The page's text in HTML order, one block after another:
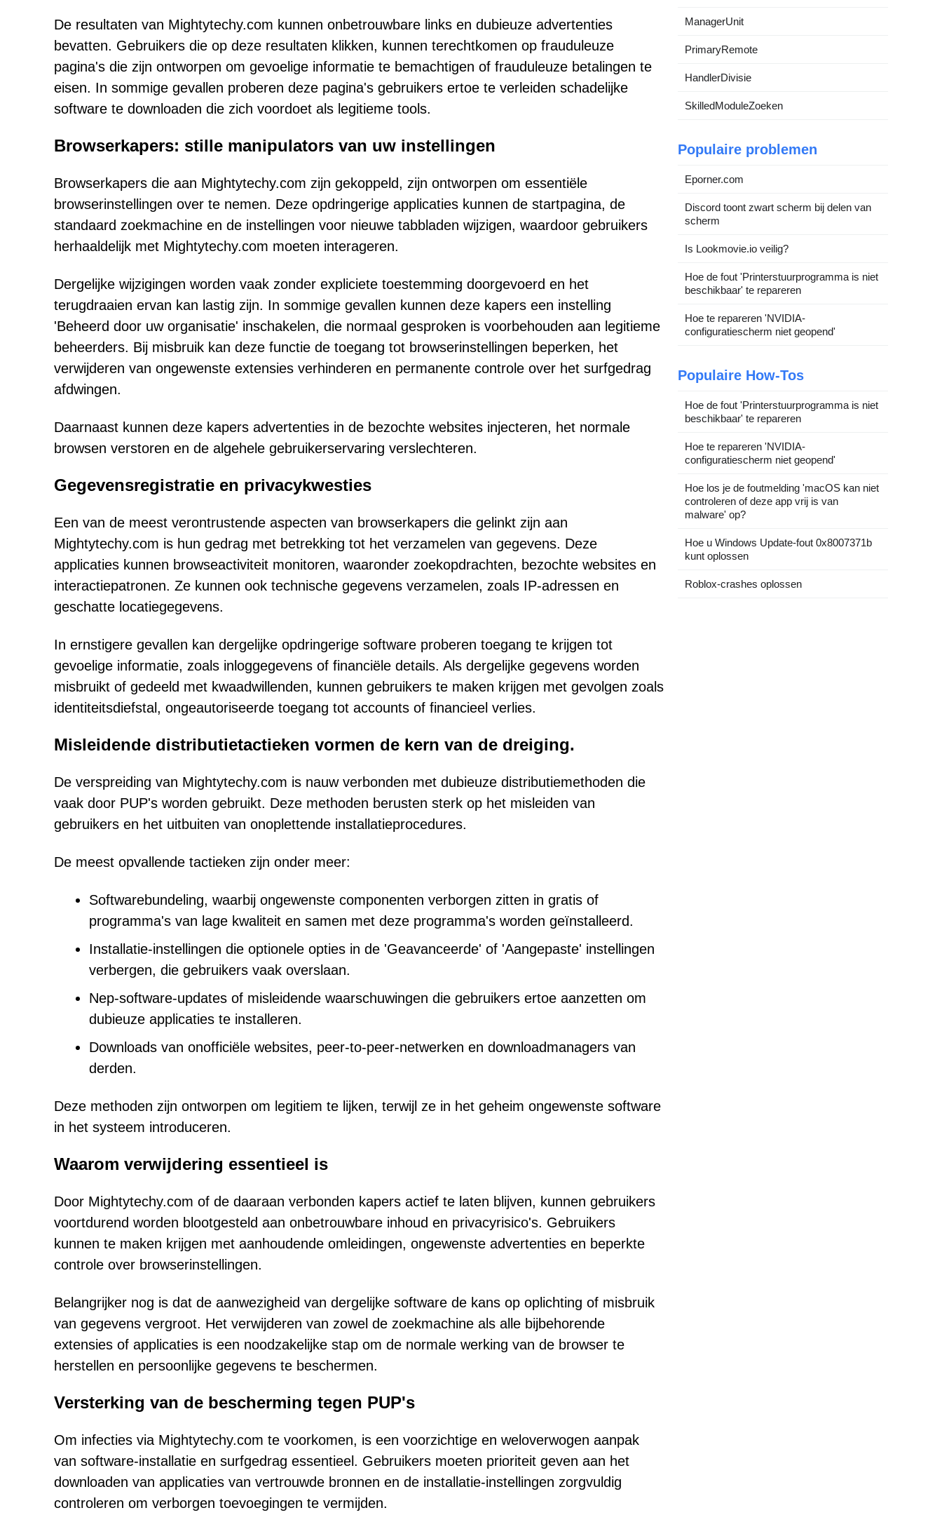
De resultaten van Mightytechy.com kunnen onbetrouwbare links en dubieuze advertenties
bevatten. Gebruikers die op deze resultaten klikken, kunnen terechtkomen op frauduleuze
pagina's die zijn ontworpen om gevoelige informatie te bemachtigen of frauduleuze betalingen te
eisen. In sommige gevallen proberen deze pagina's gebruikers ertoe te verleiden schadelijke
software te downloaden die zich voordoet als legitieme tools.
Browserkapers: stille manipulators van uw instellingen
Browserkapers die aan Mightytechy.com zijn gekoppeld, zijn ontworpen om essentiële
browserinstellingen over te nemen. Deze opdringerige applicaties kunnen de startpagina, de
standaard zoekmachine en de instellingen voor nieuwe tabbladen wijzigen, waardoor gebruikers
herhaaldelijk met Mightytechy.com moeten interageren.
Dergelijke wijzigingen worden vaak zonder expliciete toestemming doorgevoerd en het
terugdraaien ervan kan lastig zijn. In sommige gevallen kunnen deze kapers een instelling
'Beheerd door uw organisatie' inschakelen, die normaal gesproken is voorbehouden aan legitieme
beheerders. Bij misbruik kan deze functie de toegang tot browserinstellingen beperken, het
verwijderen van ongewenste extensies verhinderen en permanente controle over het surfgedrag
afdwingen.
Daarnaast kunnen deze kapers advertenties in de bezochte websites injecteren, het normale
browsen verstoren en de algehele gebruikerservaring verslechteren.
Gegevensregistratie en privacykwesties
Een van de meest verontrustende aspecten van browserkapers die gelinkt zijn aan
Mightytechy.com is hun gedrag met betrekking tot het verzamelen van gegevens. Deze
applicaties kunnen browseactiviteit monitoren, waaronder zoekopdrachten, bezochte websites en
interactiepatronen. Ze kunnen ook technische gegevens verzamelen, zoals IP-adressen en
geschatte locatiegegevens.
In ernstigere gevallen kan dergelijke opdringerige software proberen toegang te krijgen tot
gevoelige informatie, zoals inloggegevens of financiële details. Als dergelijke gegevens worden
misbruikt of gedeeld met kwaadwillenden, kunnen gebruikers te maken krijgen met gevolgen zoals
identiteitsdiefstal, ongeautoriseerde toegang tot accounts of financieel verlies.
Misleidende distributietactieken vormen de kern van de dreiging.
De verspreiding van Mightytechy.com is nauw verbonden met dubieuze distributiemethoden die
vaak door PUP's worden gebruikt. Deze methoden berusten sterk op het misleiden van
gebruikers en het uitbuiten van onoplettende installatieprocedures.
De meest opvallende tactieken zijn onder meer:
Softwarebundeling, waarbij ongewenste componenten verborgen zitten in gratis of
programma's van lage kwaliteit en samen met deze programma's worden geïnstalleerd.
Installatie-instellingen die optionele opties in de 'Geavanceerde' of 'Aangepaste' instellingen
verbergen, die gebruikers vaak overslaan.
Nep-software-updates of misleidende waarschuwingen die gebruikers ertoe aanzetten om
dubieuze applicaties te installeren.
Downloads van onofficiële websites, peer-to-peer-netwerken en downloadmanagers van
derden.
Deze methoden zijn ontworpen om legitiem te lijken, terwijl ze in het geheim ongewenste software
in het systeem introduceren.
Waarom verwijdering essentieel is
Door Mightytechy.com of de daaraan verbonden kapers actief te laten blijven, kunnen gebruikers
voortdurend worden blootgesteld aan onbetrouwbare inhoud en privacyrisico's. Gebruikers
kunnen te maken krijgen met aanhoudende omleidingen, ongewenste advertenties en beperkte
controle over browserinstellingen.
Belangrijker nog is dat de aanwezigheid van dergelijke software de kans op oplichting of misbruik
van gegevens vergroot. Het verwijderen van zowel de zoekmachine als alle bijbehorende
extensies of applicaties is een noodzakelijke stap om de normale werking van de browser te
herstellen en persoonlijke gegevens te beschermen.
Versterking van de bescherming tegen PUP's
Om infecties via Mightytechy.com te voorkomen, is een voorzichtige en weloverwogen aanpak
van software-installatie en surfgedrag essentieel. Gebruikers moeten prioriteit geven aan het
downloaden van applicaties van vertrouwde bronnen en de installatie-instellingen zorgvuldig
controleren om verborgen toevoegingen te vermijden.
ManagerUnit
PrimaryRemote
HandlerDivisie
SkilledModuleZoeken
Populaire problemen
Eporner.com
Discord toont zwart scherm bij delen van
scherm
Is Lookmovie.io veilig?
Hoe de fout 'Printerstuurprogramma is niet
beschikbaar' te repareren
Hoe te repareren 'NVIDIA-
configuratiescherm niet geopend'
Populaire How-Tos
Hoe de fout 'Printerstuurprogramma is niet
beschikbaar' te repareren
Hoe te repareren 'NVIDIA-
configuratiescherm niet geopend'
Hoe los je de foutmelding 'macOS kan niet
controleren of deze app vrij is van
malware' op?
Hoe u Windows Update-fout 0x8007371b
kunt oplossen
Roblox-crashes oplossen